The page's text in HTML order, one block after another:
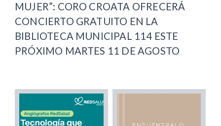
MUJER”: CORO CROATA OFRECERÁ
CONCIERTO GRATUITO EN LA
BIBLIOTECA MUNICIPAL 114 ESTE
PRÓXIMO MARTES 11 DE AGOSTO